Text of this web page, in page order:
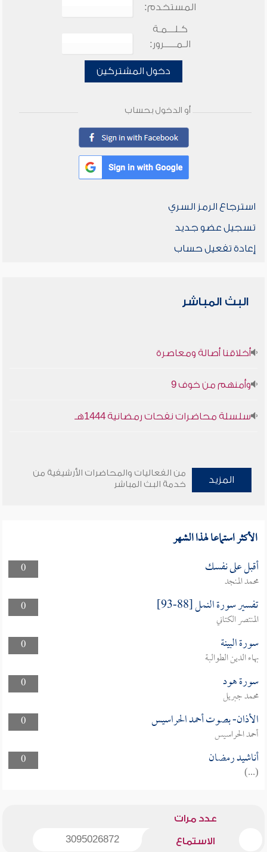
المستخدم:
كـلـــمـة
الـمـــــرور:
دخول المشتركين
أو الدخول بحساب
استرجاع الرمز السري
تسجيل عضو جديد
إعادة تفعيل حساب
البث المباشر
أخلاقنا أصالة ومعاصرة
وأمنهم من خوف 9
سلسلة محاضرات نفحات رمضانية 1444هـ
المزيد
من الفعاليات والمحاضرات الأرشيفية من
خدمة البث المباشر
الأكثر استماعا لهذا الشهر
0 أقبل على نفسك
محمد المنجد
0
تفسير سورة النمل [88-93]
المنتصر الكتاني
0
سورة البينة
بهاء الدين الطوالبة
0
سورة هود
محمد جبريل
0
الأذان- بصوت أحمد الحراسيس
أحمد الحراسيس
0
أناشيد رمضان
(...)
عدد مرات
الاستماع 3095026872